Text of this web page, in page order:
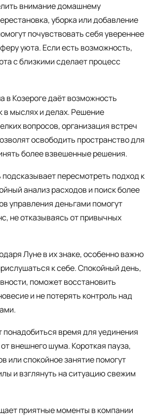
внимание домашнему
уборка или добавление
почувствовать себя увереннее
уюта. Если есть возможность,
с близкими сделает процесс
в Козероге даёт возможность
в мыслях и делах. Решение
вопросов, организация встреч
освободить пространство для
более взвешенные решения.
пересмотреть подход к
анализ расходов и поиск более
управления деньгами помогут
не отказываясь от привычных
Луне в их знаке, особенно важно
к себе. Спокойный день,
поможет восстановить
и не потерять контроль над
время для уединения
внешнего шума. Короткая пауза,
или спокойное занятие помогут
и взглянуть на ситуацию свежим
приятные моменты в компании